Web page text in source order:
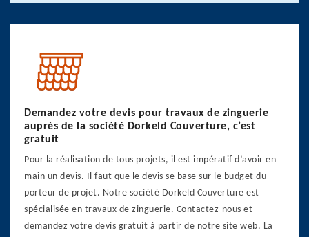
Demandez votre devis pour travaux de zinguerie
auprès de la société Dorkeld Couverture, c’est
gratuit
Pour la réalisation de tous projets, il est impératif d’avoir en
main un devis. Il faut que le devis se base sur le budget du
porteur de projet. Notre société Dorkeld Couverture est
spécialisée en travaux de zinguerie. Contactez-nous et
demandez votre devis gratuit à partir de notre site web. La